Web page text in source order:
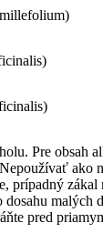
Pre obsah
ako
prípadný
malých
pred